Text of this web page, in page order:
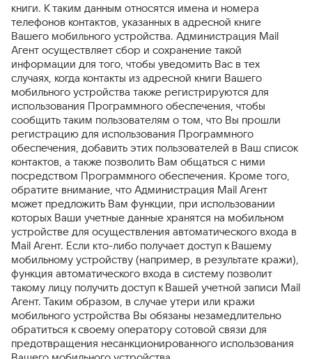
книги. К таким данным относятся имена и номера
телефонов контактов, указанных в адресной книге
Вашего мобильного устройства. Администрация Mail
Агент осуществляет сбор и сохранение такой
информации для того, чтобы уведомить Вас в тех
случаях, когда контакты из адресной книги Вашего
мобильного устройства также регистрируются для
использования Программного обеспечения, чтобы
сообщить таким пользователям о том, что Вы прошли
регистрацию для использования Программного
обеспечения, добавить этих пользователей в Ваш список
контактов, а также позволить Вам общаться с ними
посредством Программного обеспечения. Кроме того,
обратите внимание, что Администрация Mail Агент
может предложить Вам функции, при использовании
которых Ваши учетные данные хранятся на мобильном
устройстве для осуществления автоматического входа в
Mail Агент. Если кто-либо получает доступ к Вашему
мобильному устройству (например, в результате кражи),
функция автоматического входа в систему позволит
такому лицу получить доступ к Вашей учетной записи Mail
Агент. Таким образом, в случае утери или кражи
мобильного устройства Вы обязаны незамедлительно
обратиться к своему оператору сотовой связи для
предотвращения несанкционированного использования